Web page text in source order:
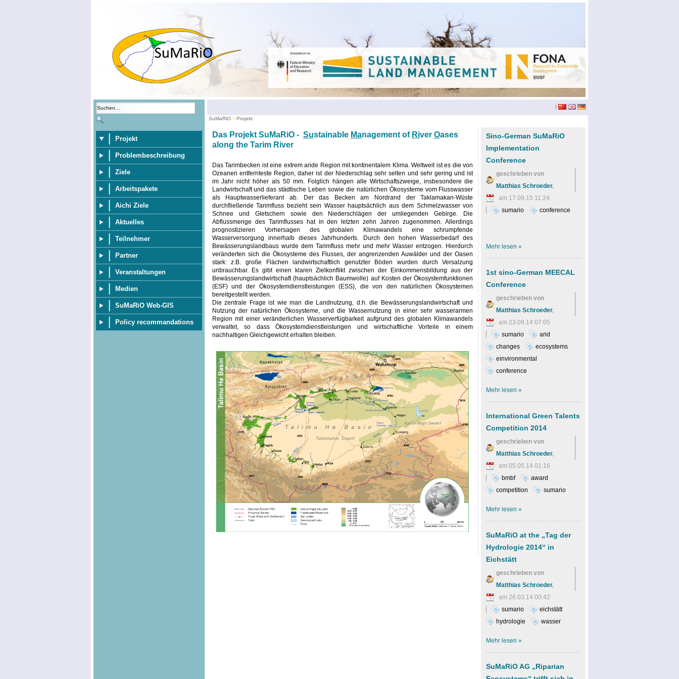
Projekt
Problembeschreibung
Ziele
Arbeitspakete
Aichi Ziele
Aktuelles
Teilnehmer
Partner
Veranstaltungen
Medien
SuMaRiO Web-GIS
Policy recommandations
|
SuMaRiO Projekt
Das Projekt SuMaRiO - Sustainable Management of River Oases
along the Tarim River
Das Tarimbecken ist eine extrem aride Region mit kontinentalem Klima. Weltweit ist es die von
Ozeanen entfernteste Region, daher ist der Niederschlag sehr selten und sehr gering und ist
im Jahr nicht höher als 50 mm. Folglich hängen alle Wirtschaftszweige, insbesondere die
Landwirtschaft und das städtische Leben sowie die natürlichen Ökosysteme vom Flusswasser
als Hauptwasserlieferant ab. Der das Becken am Nordrand der Taklamakan-Wüste
durchfließende Tarimfluss bezieht sein Wasser hauptsächlich aus dem Schmelzwasser von
Schnee und Gletschern sowie den Niederschlägen der umliegenden Gebirge. Die
Abflussmenge des Tarimflusses hat in den letzten zehn Jahren zugenommen. Allerdings
prognostizieren Vorhersagen des globalen Klimawandels eine schrumpfende
Wasserversorgung innerhalb dieses Jahrhunderts. Durch den hohen Wasserbedarf des
Bewässerungslandbaus wurde dem Tarimfluss mehr und mehr Wasser entzogen. Hierdurch
veränderten sich die Ökosysteme des Flusses, der angrenzenden Auwälder und der Oasen
stark: z.B. große Flächen landwirtschaftlich genutzter Böden wurden durch Versalzung
unbrauchbar. Es gibt einen klaren Zielkonflikt zwischen der Einkommensbildung aus der
Bewässerungslandwirtschaft (hauptsächlich Baumwolle) auf Kosten der Ökosystemfunktionen
(ESF) und der Ökosystemdienstleistungen (ESS), die von den natürlichen Ökosystemen
bereitgestellt werden.
Die zentrale Frage ist wie man die Landnutzung, d.h. die Bewässerungslandwirtschaft und
Nutzung der natürlichen Ökosysteme, und die Wassernutzung in einer sehr wasserarmen
Region mit einer veränderlichen Wasserverfügbarkeit aufgrund des globalen Klimawandels
verwaltet, so dass Ökosystemdienstleistungen und wirtschaftliche Vorteile in einem
nachhaltigen Gleichgewicht erhalten bleiben.
Sino-German SuMaRiO
Implementation
Conference
geschrieben von
Matthias Schroeder,
am 17.09.15 11:24
sumario
conference
Mehr lesen »
1st sino-German MEECAL
Conference
geschrieben von
Matthias Schroeder,
am 23.09.14 07:05
sumario
arid
changes
ecosystems
einvironmental
conference
Mehr lesen »
International Green Talents
Competition 2014
geschrieben von
Matthias Schroeder,
am 05.05.14 01:16
bmbf
award
competition
sumario
Mehr lesen »
SuMaRiO at the „Tag der
Hydrologie 2014“ in
Eichstätt
geschrieben von
Matthias Schroeder,
am 26.03.14 00:42
sumario
eichstätt
hydrologie
wasser
Mehr lesen »
SuMaRiO AG „Riparian